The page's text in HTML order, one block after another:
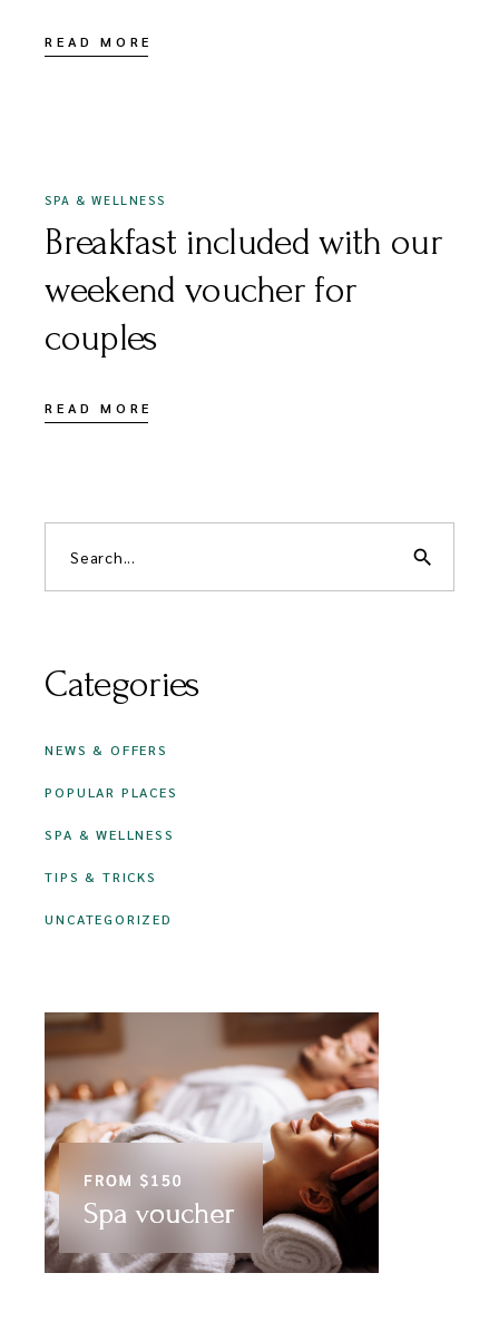
READ MORE
SPA & WELLNESS
Breakfast included with our
weekend voucher for
couples
READ MORE
search
Categories
NEWS & OFFERS
POPULAR PLACES
SPA & WELLNESS
TIPS & TRICKS
UNCATEGORIZED